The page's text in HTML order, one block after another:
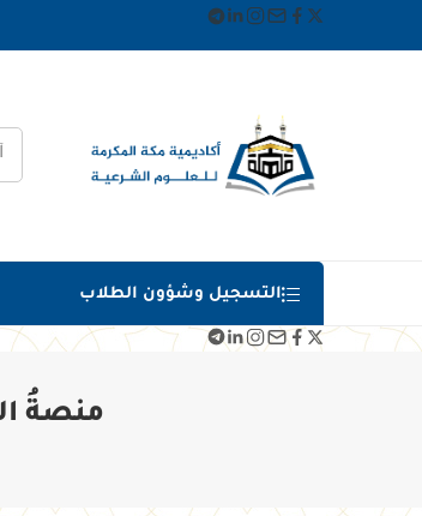
التسجيل وشؤون الطلاب
منصةُ